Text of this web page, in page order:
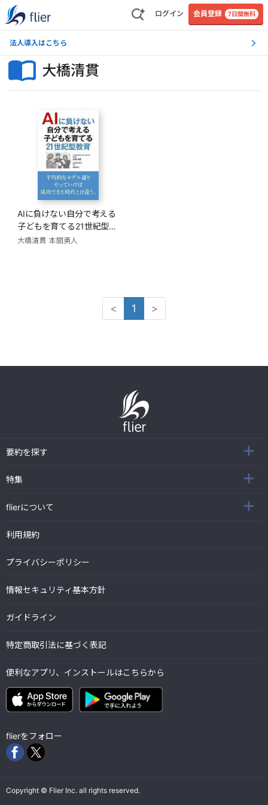
ログイン 会員登録 7日間無料
法人導入はこちら
大橋清貫
AIに負けない自分で考える
子どもを育てる21世紀型教
育
大橋清貫 本間勇人
< 1 >
要約を探す
特集
flierについて
利用規約
プライバシーポリシー
情報セキュリティ基本方針
ガイドライン
特定商取引法に基づく表記
便利なアプリ、インストールはこちらから
flierをフォロー
Copyright © Flier Inc. all rights reserved.